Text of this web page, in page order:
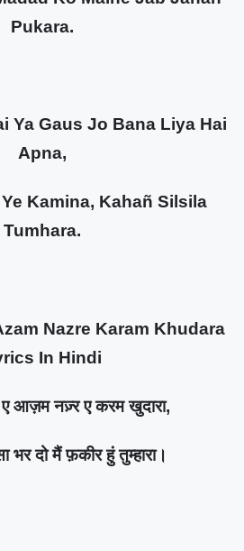
Pukara.
Ya Gaus Jo Bana Liya Hai
Apna,
Kamina, Kahañ Silsila
Tumhara.
Nazre Karam Khudara
In Hindi
ए आज़म नज़्र ए करम खुदारा,
भर दो मैं फ़कीर हुं तुम्हारा।